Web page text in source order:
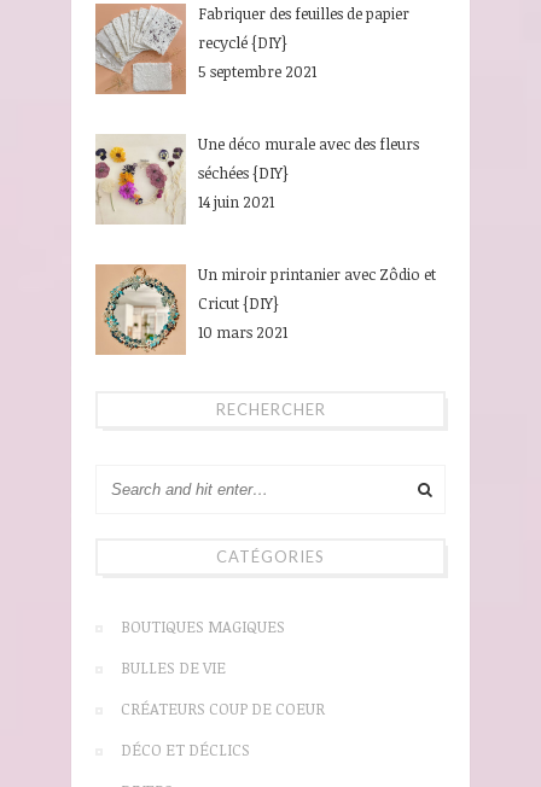
Fabriquer des feuilles de papier
recyclé {DIY}
5 septembre 2021
Une déco murale avec des fleurs
séchées {DIY}
14 juin 2021
Un miroir printanier avec Zôdio et
Cricut {DIY}
10 mars 2021
RECHERCHER
CATÉGORIES
BOUTIQUES MAGIQUES
BULLES DE VIE
CRÉATEURS COUP DE COEUR
DÉCO ET DÉCLICS